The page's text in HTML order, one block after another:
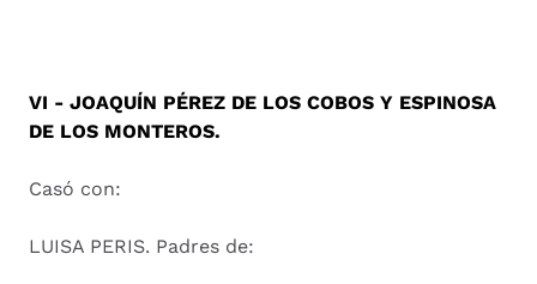
VI - JOAQUÍN PÉREZ DE LOS COBOS Y ESPINOSA
DE LOS MONTEROS.
Casó con:
LUISA PERIS. Padres de: